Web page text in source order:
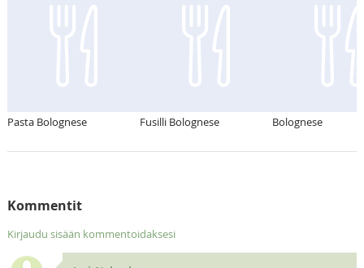
Pasta Bolognese Fusilli Bolognese Bolognese
Kommentit
Kirjaudu sisään kommentoidaksesi